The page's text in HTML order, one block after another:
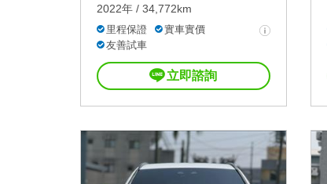
2022年 / 34,772km
里程保證
實車實價
友善試車
立即諮詢